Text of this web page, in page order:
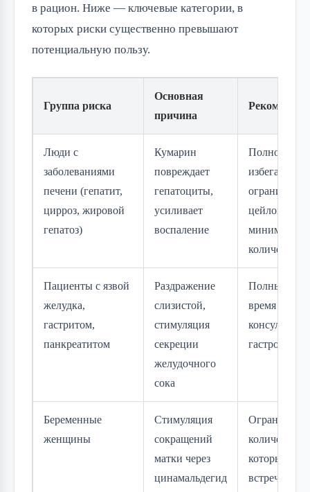
в рацион. Ниже — ключевые категории, в
которых риски существенно превышают
потенциальную пользу.
Группа риска
Основная
причина
Люди с
заболеваниями
печени (гепатит,
цирроз, жировой
гепатоз)
Кумарин
повреждает
гепатоциты,
усиливает
воспаление
Полностью
избегать
ограничить
цейлонскую
количеств в
Пациенты с язвой
желудка,
гастритом,
панкреатитом
Раздражение
слизистой,
стимуляция
секреции
желудочного
сока
Полный
время
Беременные
женщины
Стимуляция
сокращений
матки через
цинамальдегид
которые
встречаются